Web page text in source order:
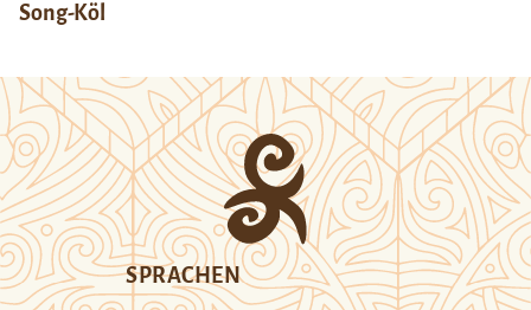
Song-Köl
SPRACHEN